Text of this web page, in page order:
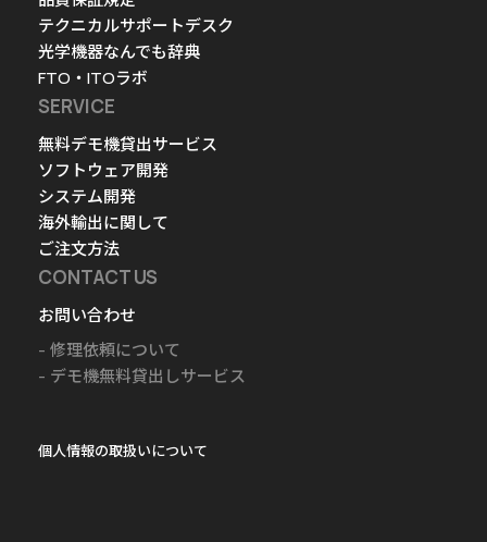
テクニカルサポートデスク
光学機器なんでも辞典
FTO・ITOラボ
SERVICE
無料デモ機貸出サービス
ソフトウェア開発
システム開発
海外輸出に関して
ご注文方法
CONTACT US
お問い合わせ
修理依頼について
デモ機無料貸出しサービス
個人情報の取扱いについて